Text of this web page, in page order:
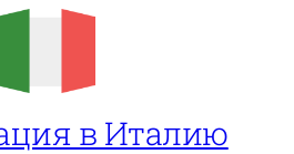
в Италию